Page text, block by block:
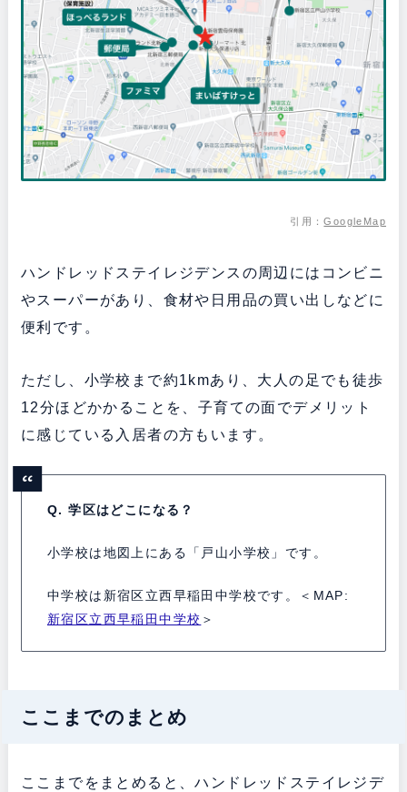
引用：GoogleMap
ハンドレッドステイレジデンスの周辺にはコンビニ
やスーパーがあり、食材や日用品の買い出しなどに
便利です。
ただし、小学校まで約1kmあり、大人の足でも徒歩
12分ほどかかることを、子育ての面でデメリット
に感じている入居者の方もいます。
Q. 学区はどこになる？
小学校は地図上にある「戸山小学校」です。
中学校は新宿区立西早稲田中学校です。＜MAP:
新宿区立西早稲田中学校 ＞
ここまでのまとめ
ここまでをまとめると、ハンドレッドステイレジデ